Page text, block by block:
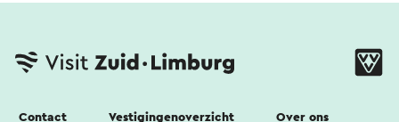
Contact Vestigingenoverzicht Over ons